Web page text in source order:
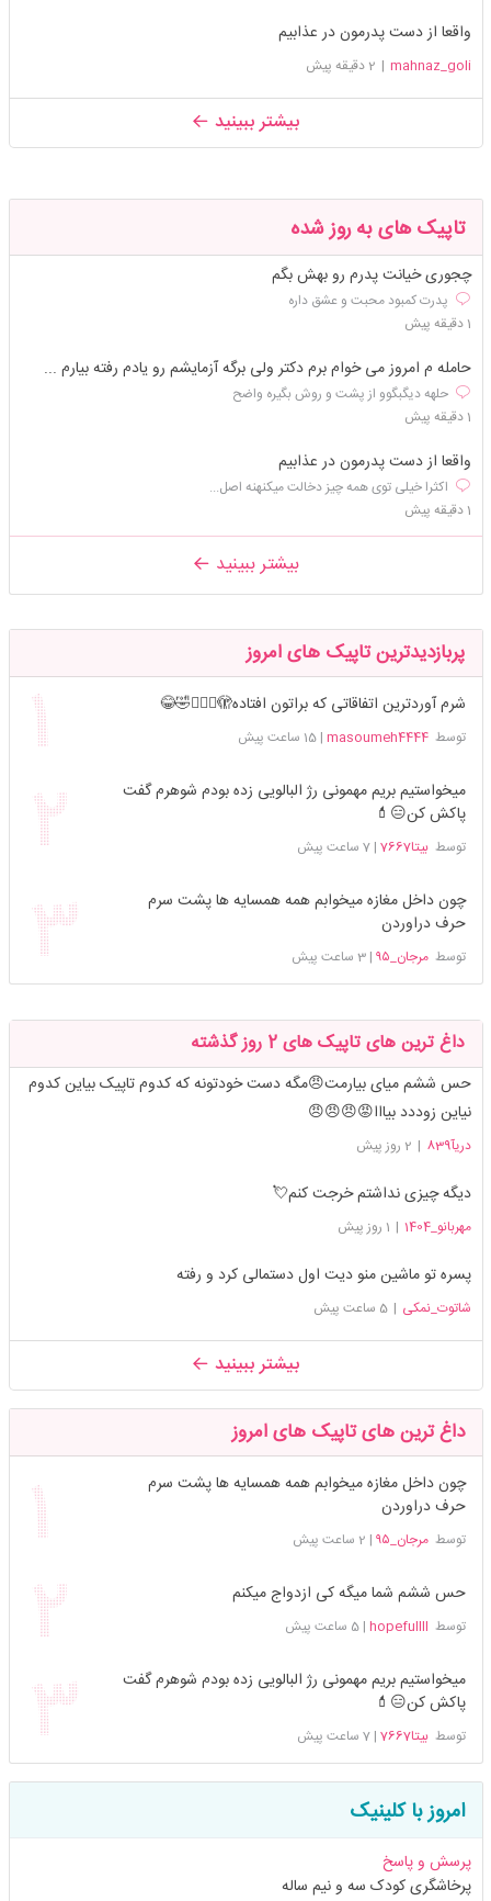
واقعا از دست پدرمون در عذابیم
mahnaz_goli
| 2 دقیقه پیش
بیشتر ببینید
تاپیک های به روز شده
چجوری خیانت پدرم رو بهش بگم
پدرت کمبود محبت و عشق داره
1 دقیقه پیش
حامله م امروز می خوام برم دکتر ولی برگه آزمایشم رو یادم رفته بیارم ...
حلهه دیگبگوو از پشت و روش بگیره واضح
1 دقیقه پیش
واقعا از دست پدرمون در عذابیم
اکثرا خیلی توی همه چیز دخالت میکنهنه اصل...
1 دقیقه پیش
بیشتر ببینید
پربازدیدترین تاپیک های امروز
شرم آوردترین اتفاقاتی که براتون افتاده🫣🤦🏻‍♀️🤣😂
توسطmasoumeh4444
|15 ساعت پیش
میخواستیم بریم مهمونی رژ البالویی زده بودم شوهرم گفت
پاکش کن😑💄
توسطبیتا7667 |7 ساعت پیش
چون داخل مغازه میخوابم همه همسایه ها پشت سرم
حرف دراوردن
توسطمرجان_۹۵ |3 ساعت پیش
داغ ترین های تاپیک های 2 روز گذشته
حس ششم میای بیارمت😠مگه دست خودتونه که کدوم تاپیک بیاین کدوم
نیاین زوددد بیااا😡😠😠😠
دریآ839 | 2 روز پیش
دیگه چیزی نداشتم خرجت کنم💘
مهربانو_1404 | 1 روز پیش
پسره تو ماشین منو دیت اول دستمالی کرد و رفته
شاتوت_نمکی | 5 ساعت پیش
بیشتر ببینید
داغ ترین های تاپیک های امروز
چون داخل مغازه میخوابم همه همسایه ها پشت سرم
حرف دراوردن
توسطمرجان_۹۵ | 2 ساعت پیش
حس ششم شما میگه کی ازدواج میکنم
توسط hopefullll
|5 ساعت پیش
میخواستیم بریم مهمونی رژ البالویی زده بودم شوهرم گفت
پاکش کن😑💄
توسطبیتا7667 |7 ساعت پیش
امروز با کلینیک
پرسش و پاسخ
پرخاشگری کودک سه و نیم ساله